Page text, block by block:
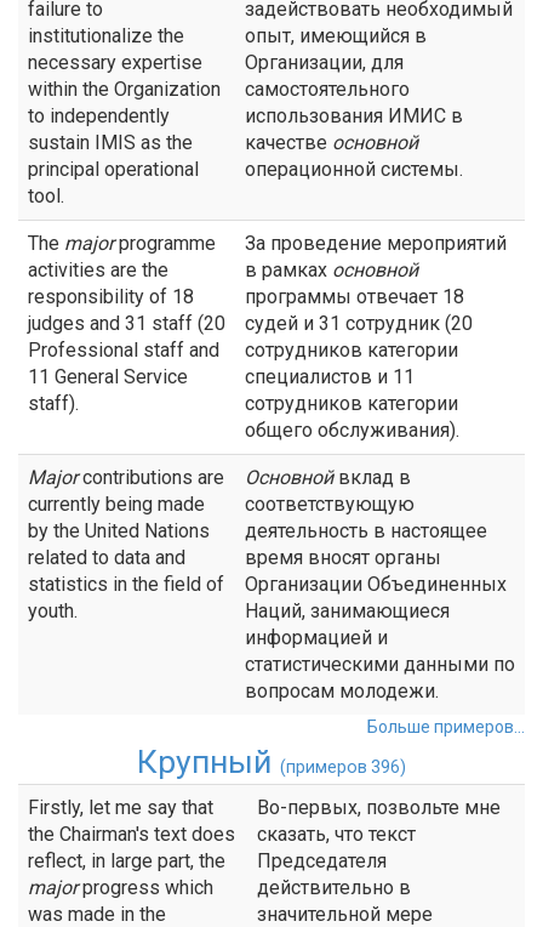
failure to
institutionalize the
necessary expertise
within the Organization
to independently
sustain IMIS as the
principal operational
tool.
задействовать необходимый
опыт, имеющийся в
Организации, для
самостоятельного
использования ИМИС в
качестве основной
операционной системы.
The majorprogramme
activities are the
responsibility of 18
judges and 31 staff (20
Professional staff and
11 General Service
staff).
За проведение мероприятий
в рамках основной
программы отвечает 18
судей и 31 сотрудник (20
сотрудников категории
специалистов и 11
сотрудников категории
общего обслуживания).
Majorcontributions are
currently being made
by the United Nations
related to data and
statistics in the field of
youth.
Основнойвклад в
соответствующую
деятельность в настоящее
время вносят органы
Организации Объединенных
Наций, занимающиеся
информацией и
статистическими данными по
вопросам молодежи.
Больше примеров...
Крупный (примеров 396)
Firstly, let me say that
the Chairman's text does
reflect, in large part, the
majorprogress which
was made in the
Во-первых, позвольте мне
сказать, что текст
Председателя
действительно в
значительной мере